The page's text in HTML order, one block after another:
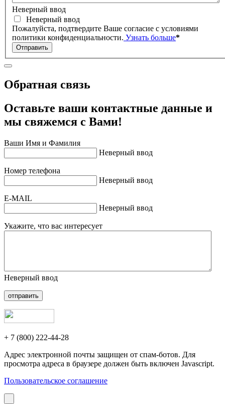
Неверный ввод
Неверный ввод
Пожалуйста, подтвердите Ваше согласие с условиями
политики конфиденциальности. Узнать больше*
Отправить
Обратная связь
Оставьте ваши контактные данные и
мы свяжемся с Вами!
Ваши Имя и Фамилия
Неверный ввод
Номер телефона
Неверный ввод
E-MAIL
Неверный ввод
Укажите, что вас интересует
Неверный ввод
отправить
+ 7 (800) 222-44-28
Адрес электронной почты защищен от спам-ботов. Для
просмотра адреса в браузере должен быть включен Javascript.
Пользовательское соглашение